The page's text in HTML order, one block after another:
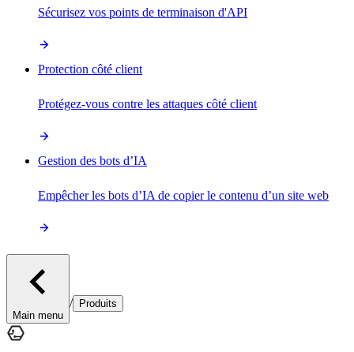
Sécurisez vos points de terminaison d'API
Protection côté client
Protégez-vous contre les attaques côté client
Gestion des bots d’IA
Empêcher les bots d’IA de copier le contenu d’un site web
Main menu
/ Produits